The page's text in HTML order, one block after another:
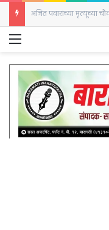
Menu